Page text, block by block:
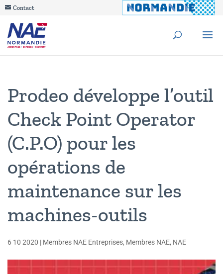
Contact
Prodeo développe l’outil
Check Point Operator
(C.P.O) pour les
opérations de
maintenance sur les
machines-outils
6 10 2020 | Membres NAE Entreprises, Membres NAE, NAE